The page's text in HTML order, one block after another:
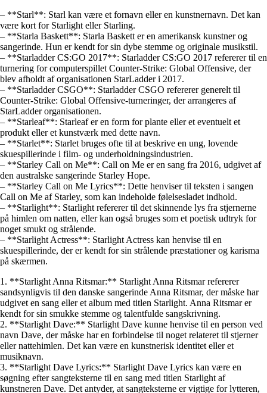
– **Starl**: Starl kan være et fornavn eller en kunstnernavn. Det kan
være kort for Starlight eller Starling.
– **Starla Baskett**: Starla Baskett er en amerikansk kunstner og
sangerinde. Hun er kendt for sin dybe stemme og originale musikstil.
– **Starladder CS:GO 2017**: Starladder CS:GO 2017 refererer til en
turnering for computerspillet Counter-Strike: Global Offensive, der
blev afholdt af organisationen StarLadder i 2017.
– **Starladder CSGO**: Starladder CSGO refererer generelt til
Counter-Strike: Global Offensive-turneringer, der arrangeres af
StarLadder organisationen.
– **Starleaf**: Starleaf er en form for plante eller et eventuelt et
produkt eller et kunstværk med dette navn.
– **Starlet**: Starlet bruges ofte til at beskrive en ung, lovende
skuespillerinde i film- og underholdningsindustrien.
– **Starley Call on Me**: Call on Me er en sang fra 2016, udgivet af
den australske sangerinde Starley Hope.
– **Starley Call on Me Lyrics**: Dette henviser til teksten i sangen
Call on Me af Starley, som kan indeholde følelsesladet indhold.
– **Starlight**: Starlight refererer til det skinnende lys fra stjernerne
på himlen om natten, eller kan også bruges som et poetisk udtryk for
noget smukt og strålende.
– **Starlight Actress**: Starlight Actress kan henvise til en
skuespillerinde, der er kendt for sin strålende præstationer og karisma
på skærmen.
1. **Starlight Anna Ritsmar:** Starlight Anna Ritsmar refererer
sandsynligvis til den danske sangerinde Anna Ritsmar, der måske har
udgivet en sang eller et album med titlen Starlight. Anna Ritsmar er
kendt for sin smukke stemme og talentfulde sangskrivning.
2. **Starlight Dave:** Starlight Dave kunne henvise til en person ved
navn Dave, der måske har en forbindelse til noget relateret til stjerner
eller nattehimlen. Det kan være en kunstnerisk identitet eller et
musiknavn.
3. **Starlight Dave Lyrics:** Starlight Dave Lyrics kan være en
søgning efter sangteksterne til en sang med titlen Starlight af
kunstneren Dave. Det antyder, at sangteksterne er vigtige for lytteren,